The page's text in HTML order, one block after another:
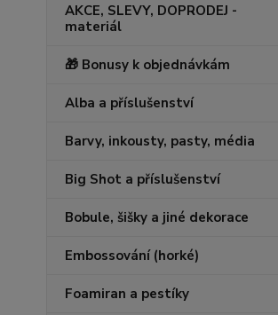
AKCE, SLEVY, DOPRODEJ -
materiál
🎁 Bonusy k objednávkám
Alba a příslušenství
Barvy, inkousty, pasty, média
Big Shot a příslušenství
Bobule, šišky a jiné dekorace
Embossování (horké)
Foamiran a pestíky